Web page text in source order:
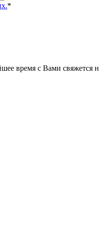
*
время с Вами свяжется